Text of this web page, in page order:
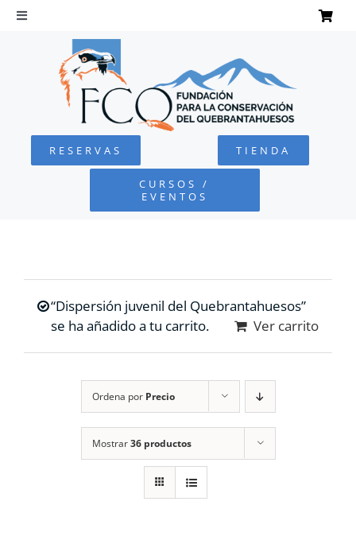
Saltar
Toggle
Navigation
QUEBRANTAHUESOS
FUNDACIÓN
COLABORA
RESERVAS TIENDA
CURSOS /
EVENTOS
“Dispersión juvenil del Quebrantahuesos”
se ha añadido a tu carrito.
Ver carrito
Ordena por Precio
Mostrar36 productos